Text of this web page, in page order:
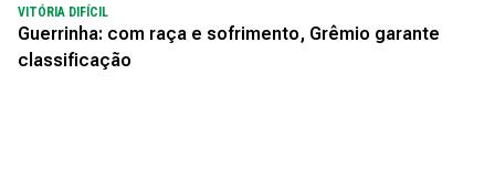
VITÓRIA DIFÍCIL
Guerrinha: com raça e sofrimento, Grêmio garante
classificação